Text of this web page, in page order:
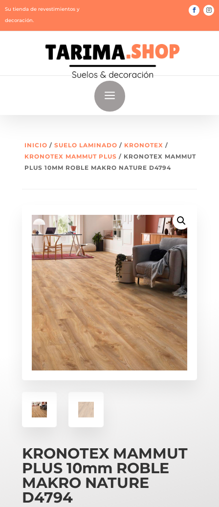
Su tienda de revestimientos y
decoración.
a
INICIO / SUELO LAMINADO / KRONOTEX /
KRONOTEX MAMMUT PLUS / KRONOTEX MAMMUT
PLUS 10MM ROBLE MAKRO NATURE D4794
KRONOTEX MAMMUT
PLUS 10mm ROBLE
MAKRO NATURE
D4794